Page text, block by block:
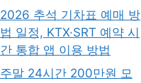
2026 추석 기차표 예매 방
법 일정, KTX·SRT 예약 시
간 통합 앱 이용 방법
주말 24시간 200만원 모